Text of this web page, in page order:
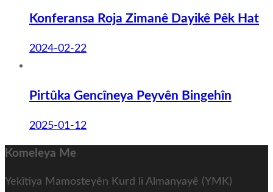
Konferansa Roja Zimanê Dayikê Pêk Hat
2024-02-22
Pirtûka Gencîneya Peyvên Bingehîn
2025-01-12
Komeleya Me
Yekîtiya Mamosteyên Kurd li Almanyayê (YMK)